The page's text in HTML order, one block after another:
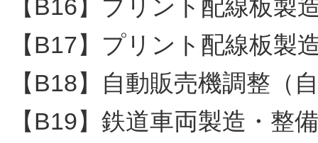
【B16】プリント配線板製
【B17】プリント配線板製
【B18】自動販売機調整（
【B19】鉄道車両製造・整